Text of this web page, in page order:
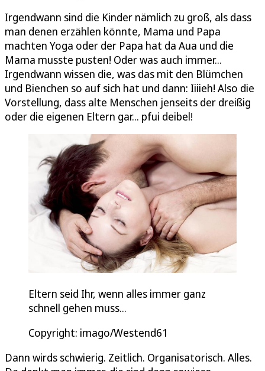
Irgendwann sind die Kinder nämlich zu groß, als dass
man denen erzählen könnte, Mama und Papa
machten Yoga oder der Papa hat da Aua und die
Mama musste pusten! Oder was auch immer...
Irgendwann wissen die, was das mit den Blümchen
und Bienchen so auf sich hat und dann: Iiiieh! Also die
Vorstellung, dass alte Menschen jenseits der dreißig
oder die eigenen Eltern gar... pfui deibel!
Eltern seid Ihr, wenn alles immer ganz
schnell gehen muss...
Copyright: imago/Westend61
Dann wirds schwierig. Zeitlich. Organisatorisch. Alles.